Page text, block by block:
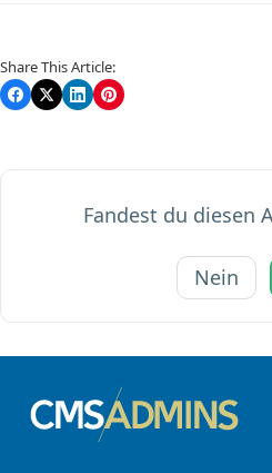
Share This Article:
Fandest du diesen
Nein